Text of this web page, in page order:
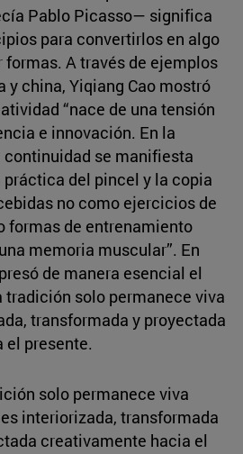
Pablo Picasso— significa
para convertirlos en algo
formas. A través de ejemplos
y china, Yiqiang Cao mostró
“nace de una tensión
e innovación. En la
se manifiesta
del pincel y la copia
no como ejercicios de
formas de entrenamiento
memoria muscular”. En
de manera esencial el
tradición solo permanece viva
transformada y proyectada
presente.
solo permanece viva
interiorizada, transformada
creativamente hacia el